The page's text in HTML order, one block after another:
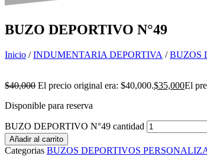
BUZO DEPORTIVO N°49
Inicio /INDUMENTARIA DEPORTIVA /BUZOS
$40,000 El precio original era: $40,000.$35,000El
Disponible para reserva
BUZO DEPORTIVO N°49 cantidad
Añadir al carrito
Categorias BUZOS DEPORTIVOS